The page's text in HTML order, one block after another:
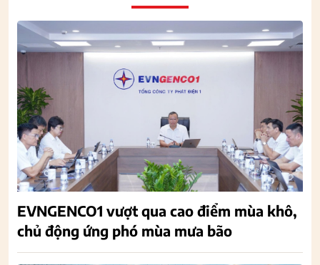
EVNGENCO1 vượt qua cao điểm mùa khô,
chủ động ứng phó mùa mưa bão